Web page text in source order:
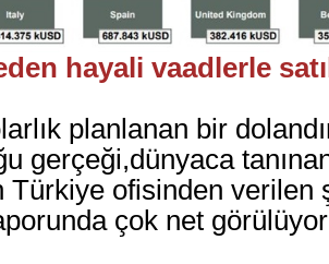
hayali vaadlerle
planlanan bir
gerçeği,dünyaca
Türkiye ofisinden verilen
çok net